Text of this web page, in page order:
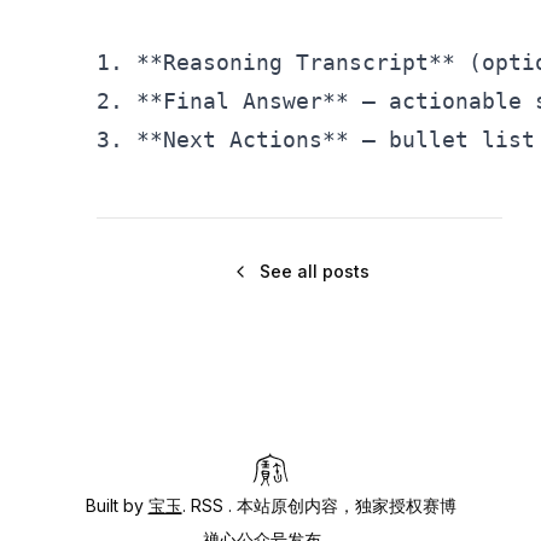
1.
**Reasoning Transcript**
2.
**Final Answer**
3.
**Next Actions** – bullet list
See all posts
Built by 宝玉. RSS . 本站原创内容，独家授权赛博